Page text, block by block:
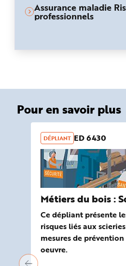
Assurance maladie
professionnels
Pour en savoir plus
DÉPLIANT ED 6430
Métiers du bois :
Ce dépliant présente
risques liés aux
mesures de
oeuvre.